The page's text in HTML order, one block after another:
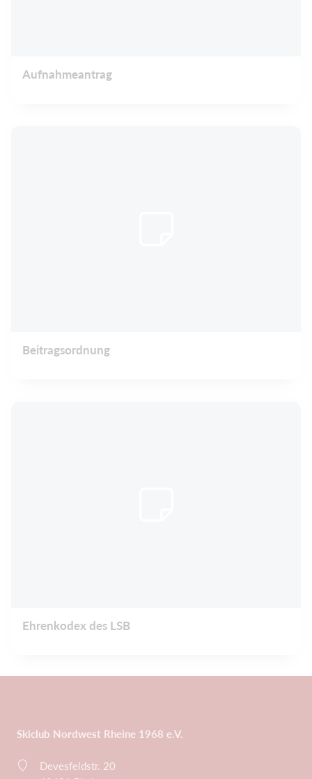
Aufnahmeantrag
Beitragsordnung
Ehrenkodex des LSB
Skiclub Nordwest Rheine 1968 e.V.
Devesfeldstr. 20